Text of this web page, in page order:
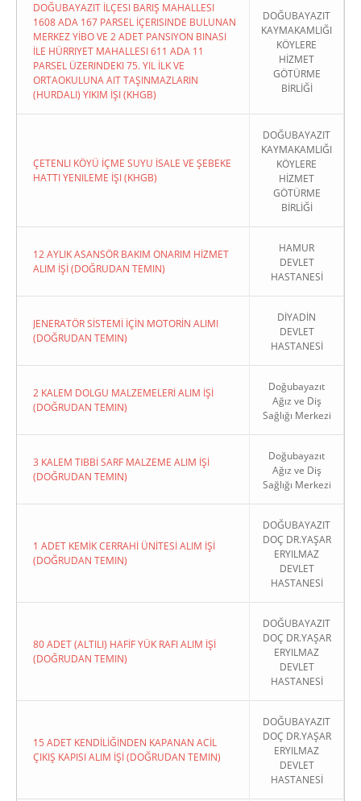
DOĞUBAYAZIT İLÇESI BARIŞ MAHALLESI
1608 ADA 167 PARSEL İÇERISINDE BULUNAN
MERKEZ YİBO VE 2 ADET PANSIYON BINASI
İLE HÜRRIYET MAHALLESI 611 ADA 11
PARSEL ÜZERINDEKI 75. YIL İLK VE
ORTAOKULUNA AIT TAŞINMAZLARIN
(HURDALI) YIKIM İŞI (KHGB)
DOĞUBAYAZIT
KAYMAKAMLIĞI
KÖYLERE
HİZMET
GÖTÜRME
BİRLİĞİ
ÇETENLI KÖYÜ İÇME SUYU İSALE VE ŞEBEKE
HATTI YENILEME İŞI (KHGB)
DOĞUBAYAZIT
KAYMAKAMLIĞI
KÖYLERE
HİZMET
GÖTÜRME
BİRLİĞİ
12 AYLIK ASANSÖR BAKIM ONARIM HİZMET
ALIM İŞİ (DOĞRUDAN TEMIN)
HAMUR
DEVLET
HASTANESİ
JENERATÖR SİSTEMİ İÇİN MOTORİN ALIMI
(DOĞRUDAN TEMIN)
DİYADİN
DEVLET
HASTANESİ
2 KALEM DOLGU MALZEMELERİ ALIM İŞİ
(DOĞRUDAN TEMIN)
Doğubayazıt
Ağız ve Diş
Sağlığı Merkezi
3 KALEM TIBBİ SARF MALZEME ALIM İŞİ
(DOĞRUDAN TEMIN)
Doğubayazıt
Ağız ve Diş
Sağlığı Merkezi
1 ADET KEMİK CERRAHİ ÜNİTESİ ALIM İŞİ
(DOĞRUDAN TEMIN)
DOĞUBAYAZIT
DOÇ DR.YAŞAR
ERYILMAZ
DEVLET
HASTANESİ
80 ADET (ALTILI) HAFİF YÜK RAFI ALIM İŞİ
(DOĞRUDAN TEMIN)
DOĞUBAYAZIT
DOÇ DR.YAŞAR
ERYILMAZ
DEVLET
HASTANESİ
15 ADET KENDİLİĞİNDEN KAPANAN ACİL
ÇIKIŞ KAPISI ALIM İŞİ (DOĞRUDAN TEMIN)
DOĞUBAYAZIT
DOÇ DR.YAŞAR
ERYILMAZ
DEVLET
HASTANESİ